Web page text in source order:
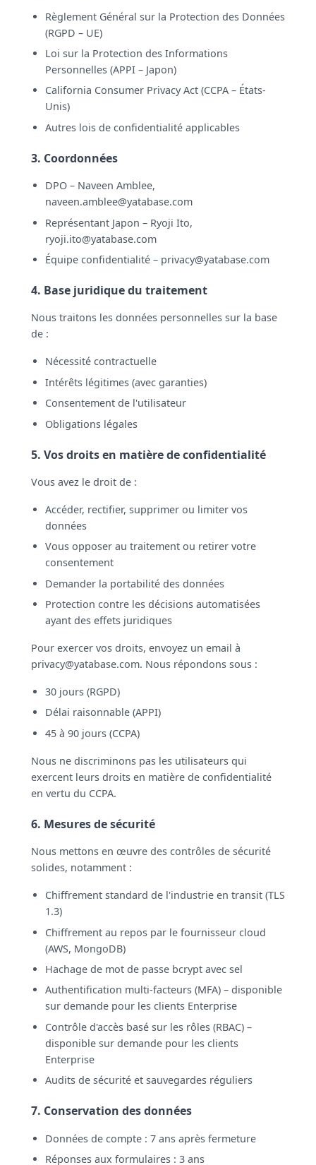
Règlement Général sur la Protection des Données
(RGPD – UE)
Loi sur la Protection des Informations
Personnelles (APPI – Japon)
California Consumer Privacy Act (CCPA – États-
Unis)
Autres lois de confidentialité applicables
3. Coordonnées
DPO – Naveen Amblee,
naveen.amblee@yatabase.com
Représentant Japon – Ryoji Ito,
ryoji.ito@yatabase.com
Équipe confidentialité – privacy@yatabase.com
4. Base juridique du traitement
Nous traitons les données personnelles sur la base
de :
Nécessité contractuelle
Intérêts légitimes (avec garanties)
Consentement de l'utilisateur
Obligations légales
5. Vos droits en matière de confidentialité
Vous avez le droit de :
Accéder, rectifier, supprimer ou limiter vos
données
Vous opposer au traitement ou retirer votre
consentement
Demander la portabilité des données
Protection contre les décisions automatisées
ayant des effets juridiques
Pour exercer vos droits, envoyez un email à
privacy@yatabase.com. Nous répondons sous :
30 jours (RGPD)
Délai raisonnable (APPI)
45 à 90 jours (CCPA)
Nous ne discriminons pas les utilisateurs qui
exercent leurs droits en matière de confidentialité
en vertu du CCPA.
6. Mesures de sécurité
Nous mettons en œuvre des contrôles de sécurité
solides, notamment :
Chiffrement standard de l'industrie en transit (TLS
1.3)
Chiffrement au repos par le fournisseur cloud
(AWS, MongoDB)
Hachage de mot de passe bcrypt avec sel
Authentification multi-facteurs (MFA) – disponible
sur demande pour les clients Enterprise
Contrôle d'accès basé sur les rôles (RBAC) –
disponible sur demande pour les clients
Enterprise
Audits de sécurité et sauvegardes réguliers
7. Conservation des données
Données de compte : 7 ans après fermeture
Réponses aux formulaires : 3 ans